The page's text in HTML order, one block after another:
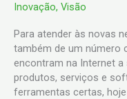
Inovação, Visão
Para atender às novas
também de um número
encontram na Internet
produtos, serviços e
ferramentas certas,
em